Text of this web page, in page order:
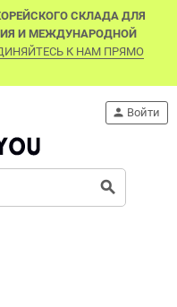
СКЛАДА ДЛЯ
И МЕЖДУНАРОДНОЙ
К НАМ ПРЯМО
search
person Войти